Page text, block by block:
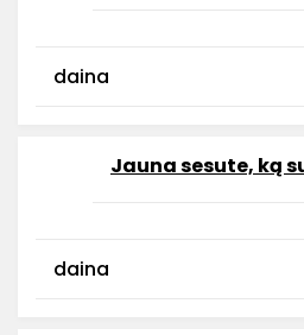
daina
Jauna sesute, ką
daina